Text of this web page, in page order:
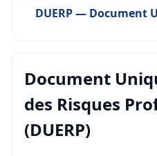
DUERP — Document
Document
des Risques
(DUERP)